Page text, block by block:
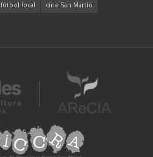
fútbol local cine San Martín